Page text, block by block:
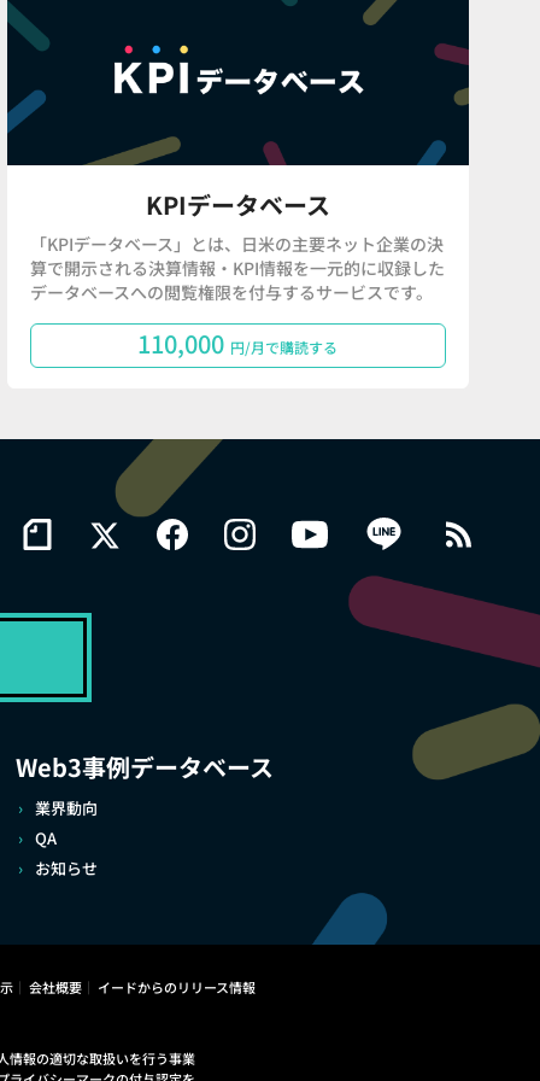
KPIデータベース
「KPIデータベース」とは、日米の主要ネット企業の決
算で開示される決算情報・KPI情報を一元的に収録した
データベースへの閲覧権限を付与するサービスです。
110,000 円/月で購読する
Web3事例データベース
業界動向
QA
お知らせ
会社概要 イードからのリリース情報
情報の適切な取扱いを行う事業